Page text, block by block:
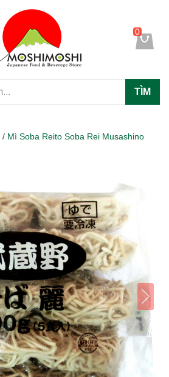
TÌM
0
/ Mì Soba Reito Soba Rei Musashino